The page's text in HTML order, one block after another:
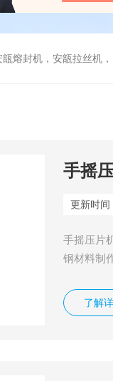
机，薄膜包衣机，贴标机，旋盖机，栓
手摇
更新时间
手摇压片
钢材料制
瞬间保持
了解